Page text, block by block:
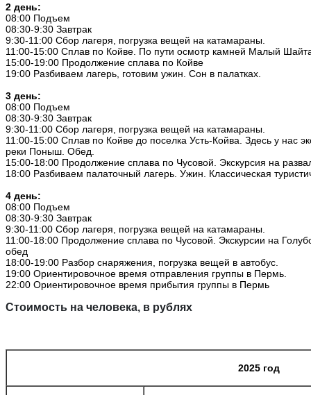
2 день:
08:00 Подъем
08:30-9:30 Завтрак
9:30-11:00 Сбор лагеря, погрузка вещей на катамараны.
11:00-15:00 Сплав по Койве. По пути осмотр камней Малый
15:00-19:00 Продолжение сплава по Койве
19:00 Разбиваем лагерь, готовим ужин. Сон в палатках.
3 день:
08:00 Подъем
08:30-9:30 Завтрак
9:30-11:00 Сбор лагеря, погрузка вещей на катамараны.
11:00-15:00 Сплав по Койве до поселка Усть-Койва. Здесь у нас
реки Поныш. Обед.
15:00-18:00 Продолжение сплава по Чусовой. Экскурсия на
18:00 Разбиваем палаточный лагерь. Ужин. Классическая
4 день:
08:00 Подъем
08:30-9:30 Завтрак
9:30-11:00 Сбор лагеря, погрузка вещей на катамараны.
11:00-18:00 Продолжение сплава по Чусовой. Экскурсии на
обед
18:00-19:00 Разбор снаряжения, погрузка вещей в автобус.
19:00 Ориентировочное время отправления группы в Пермь.
22:00 Ориентировочное время прибытия группы в Пермь
Стоимость на человека, в рублях
2025 год